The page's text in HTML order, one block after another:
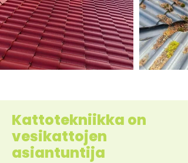
Kattotekniikka on
vesikattojen
asiantuntija